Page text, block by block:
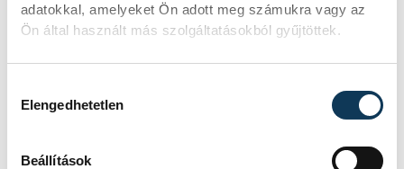
adatokkal, amelyeket Ön adott meg számukra vagy az
Ön által használt más szolgáltatásokból gyűjtöttek.
Elengedhetetlen
Beállítások
folyamatában. Többek közt szólnak az
adalékanyagok tilalmáról is, valamint az
erjesztés során a vegyi anyagok
mellőzéséről is. Végül a negyedik pontban
a technológia kerül előtérbe kifejezetten